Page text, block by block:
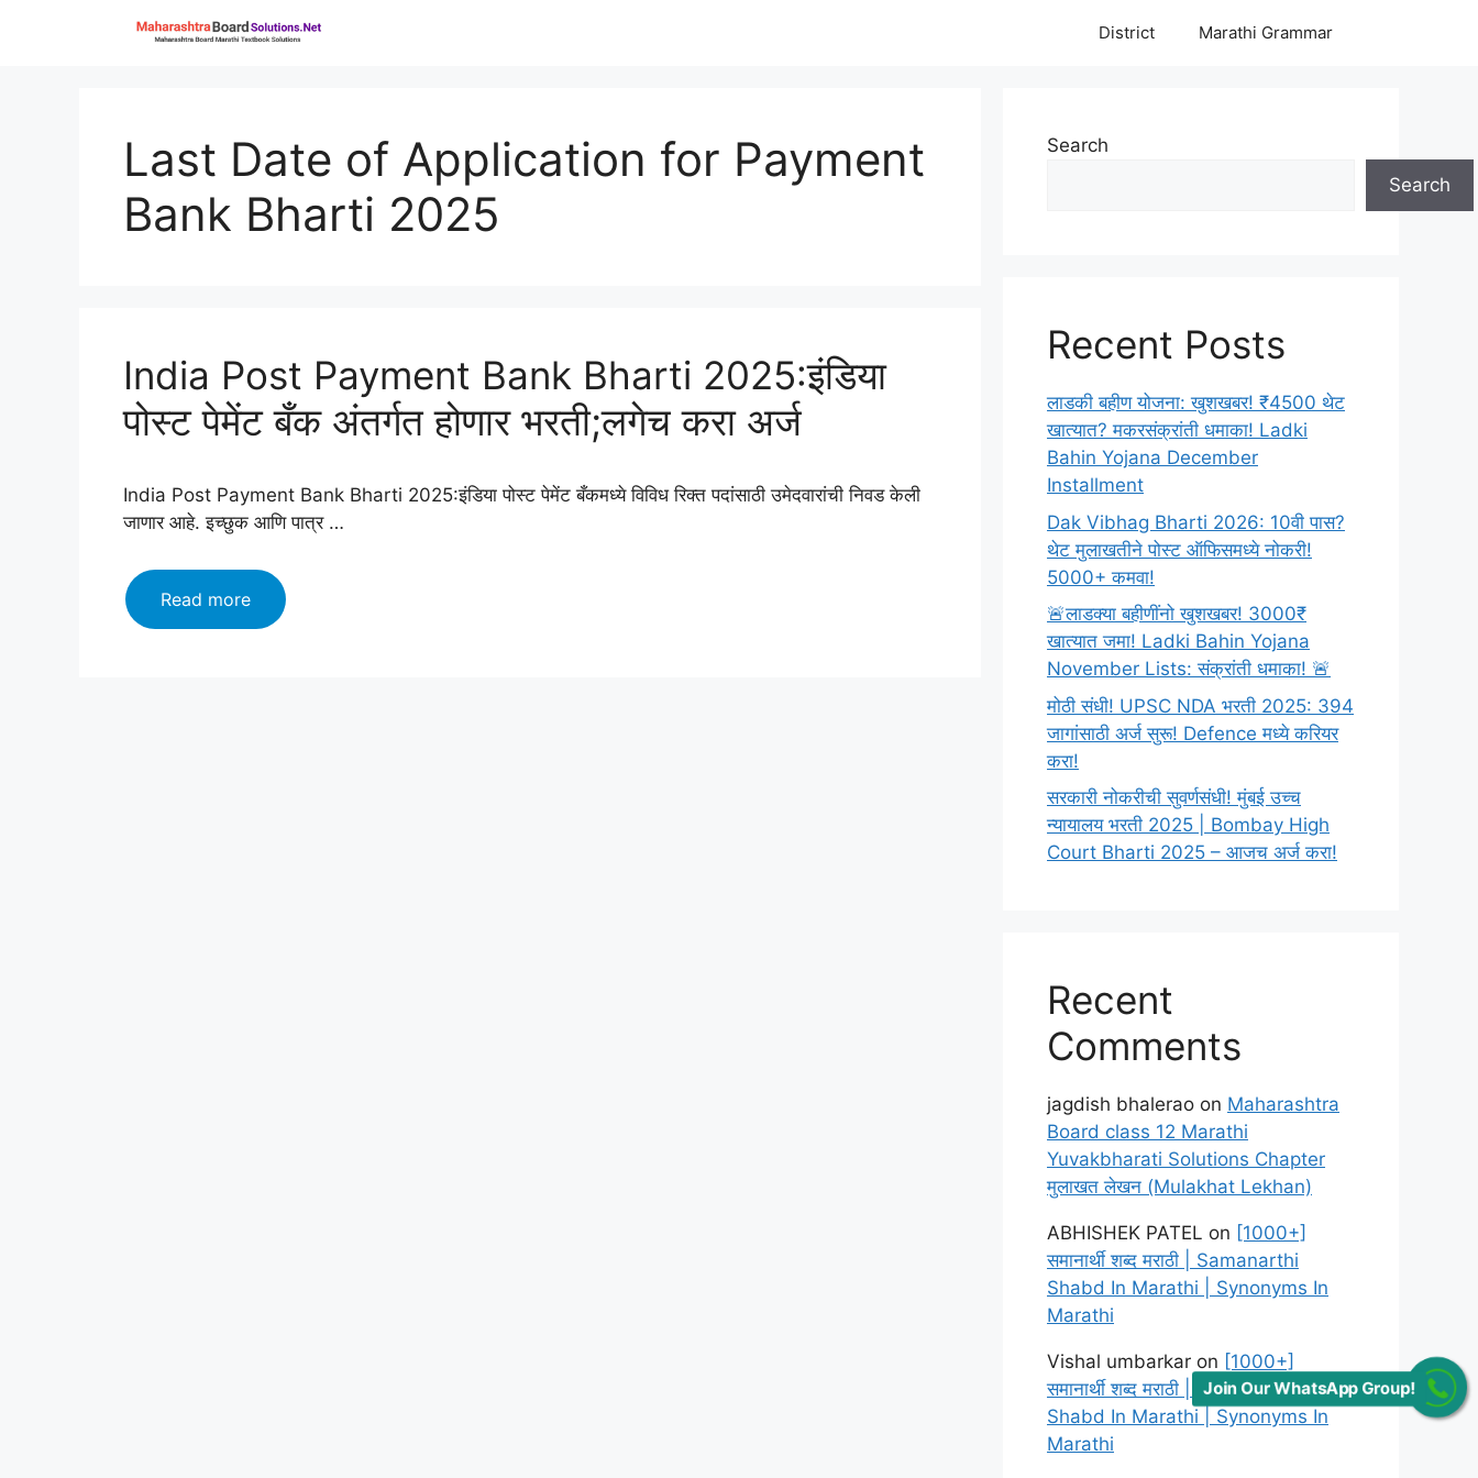
District Marathi Grammar
Last Date of Application for Payment
Bank Bharti 2025
India Post Payment Bank Bharti 2025:इंडिया
पोस्ट पेमेंट बँक अंतर्गत होणार भरती;लगेच करा अर्ज
India Post Payment Bank Bharti 2025:इंडिया पोस्ट पेमेंट बँकमध्ये विविध रिक्त पदांसाठी उमेदवारांची निवड केली
जाणार आहे. इच्छुक आणि पात्र …
Read moreIndia
Post
Search
Search
Recent Posts
लाडकी बहीण योजना: खुशखबर! ₹4500 थेट
खात्यात? मकरसंक्रांती धमाका! Ladki
Bahin Yojana December
Installment
Dak Vibhag Bharti 2026: 10वी पास?
थेट मुलाखतीने पोस्ट ऑफिसमध्ये नोकरी!
5000+ कमवा!
🚨लाडक्या बहीणींनो खुशखबर! 3000₹
खात्यात जमा! Ladki Bahin Yojana
November Lists: संक्रांती धमाका! 🚨
मोठी संधी! UPSC NDA भरती 2025: 394
जागांसाठी अर्ज सुरू! Defence मध्ये करियर
करा!
सरकारी नोकरीची सुवर्णसंधी! मुंबई उच्च
न्यायालय भरती 2025 | Bombay High
Court Bharti 2025 – आजच अर्ज करा!
Recent
Comments
jagdish bhalerao on Maharashtra
Board class 12 Marathi
Yuvakbharati Solutions Chapter
मुलाखत लेखन (Mulakhat Lekhan)
ABHISHEK PATEL on [1000+]
समानार्थी शब्द मराठी | Samanarthi
Shabd In Marathi | Synonyms In
Marathi
Vishal umbarkar on [1000+]
समानार्थी शब्द मराठी | Samanarthi
Shabd In Marathi | Synonyms In
Marathi
Join Our WhatsApp Group!